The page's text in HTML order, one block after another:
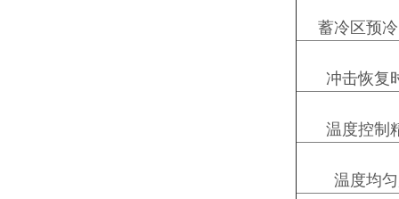
蓄冷区预
冲击恢复
温度控制
温度均